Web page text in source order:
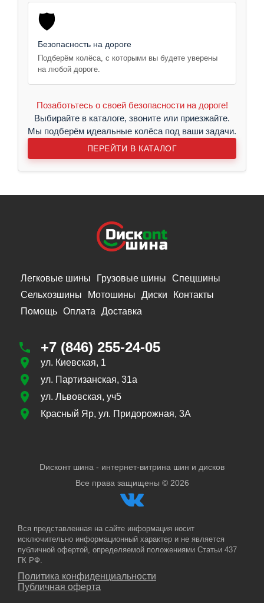
🛡️
Безопасность на дороге
Подберём колёса, с которыми вы будете уверены
на любой дороге.
Позаботьтесь о своей безопасности на дороге!
Выбирайте в каталоге, звоните или приезжайте.
Мы подберём идеальные колёса под ваши задачи.
ПЕРЕЙТИ В КАТАЛОГ
Легковые шины Грузовые шины
Спецшины
Сельхозшины
Мотошины Диски
Контакты
Помощь Оплата Доставка
+7 (846) 255-24-05
ул. Киевская, 1
ул. Партизанская, 31а
ул. Львовская, уч5
Красный Яр, ул. Придорожная, 3А
Dисконт шина - интернет-витрина шин и дисков
Все права защищены © 2026
Вся представленная на сайте информация носит
исключительно информационный характер и не является
публичной офертой, определяемой положениями Статьи 437
ГК РФ.
Политика конфиденциальности
Публичная оферта